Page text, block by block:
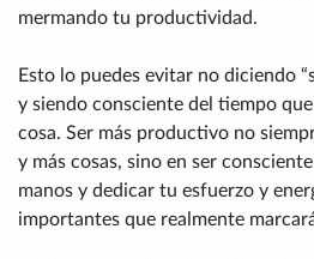
mermando tu productividad.
Esto lo puedes evitar no diciendo
y siendo consciente del tiempo
cosa. Ser más productivo no
y más cosas, sino en ser
manos y dedicar tu esfuerzo y
importantes que realmente